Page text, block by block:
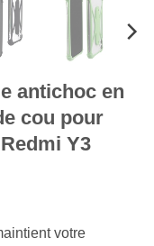
antichoc en
cou pour
Y3
votre